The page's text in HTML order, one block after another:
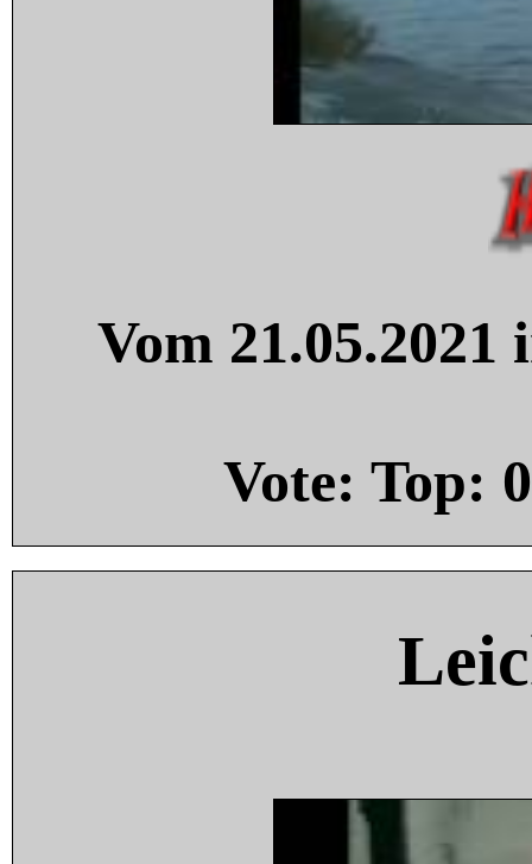
Vom
Vote: Top: 0